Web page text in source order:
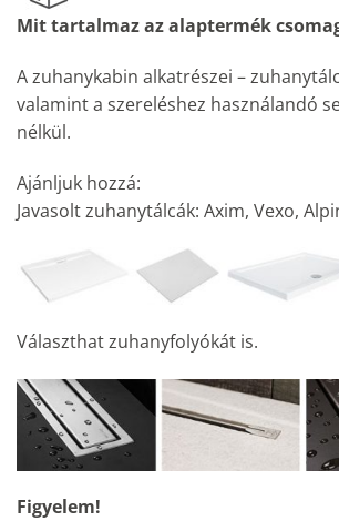
Mit tartalmaz az alaptermék
A zuhanykabin alkatrészei –
valamint a szereléshez használandó
nélkül.
Ajánljuk hozzá:
Javasolt zuhanytálcák: Axim, Vexo,
Választhat zuhanyfolyókát is.
Figyelem!